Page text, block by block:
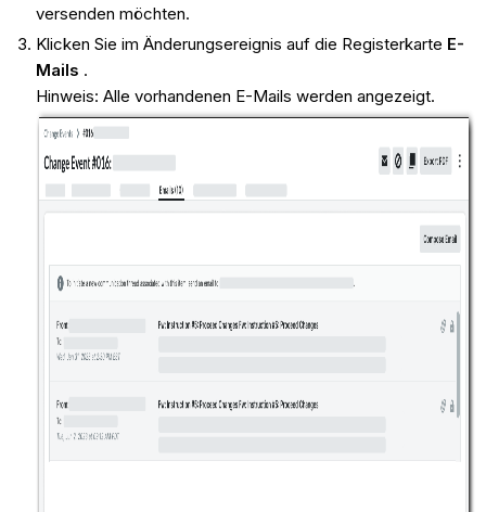
versenden möchten.
Klicken Sie im Änderungsereignis auf die Registerkarte E-
Mails .
Hinweis: Alle vorhandenen E-Mails werden angezeigt.